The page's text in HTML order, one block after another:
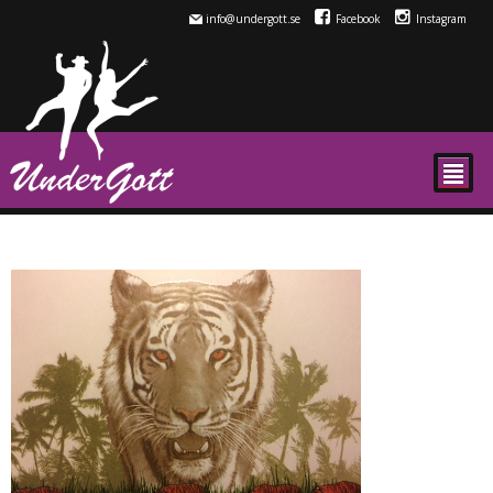
info@undergott.se Facebook Instagram
²